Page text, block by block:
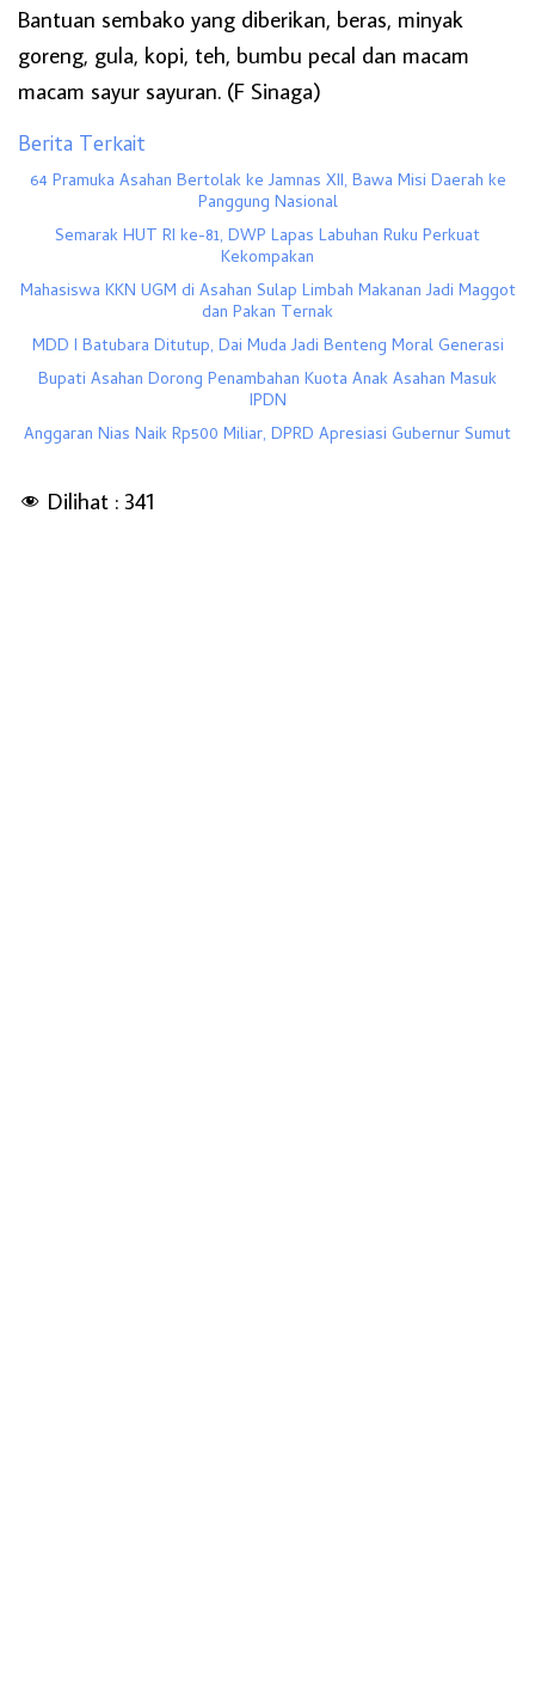
Bantuan sembako yang diberikan, beras, minyak
goreng, gula, kopi, teh, bumbu pecal dan macam
macam sayur sayuran. (F Sinaga)
Berita Terkait
64 Pramuka Asahan Bertolak ke Jamnas XII, Bawa Misi Daerah ke
Panggung Nasional
Semarak HUT RI ke-81, DWP Lapas Labuhan Ruku Perkuat
Kekompakan
Mahasiswa KKN UGM di Asahan Sulap Limbah Makanan Jadi Maggot
dan Pakan Ternak
MDD I Batubara Ditutup, Dai Muda Jadi Benteng Moral Generasi
Bupati Asahan Dorong Penambahan Kuota Anak Asahan Masuk
IPDN
Anggaran Nias Naik Rp500 Miliar, DPRD Apresiasi Gubernur Sumut
Dilihat : 341